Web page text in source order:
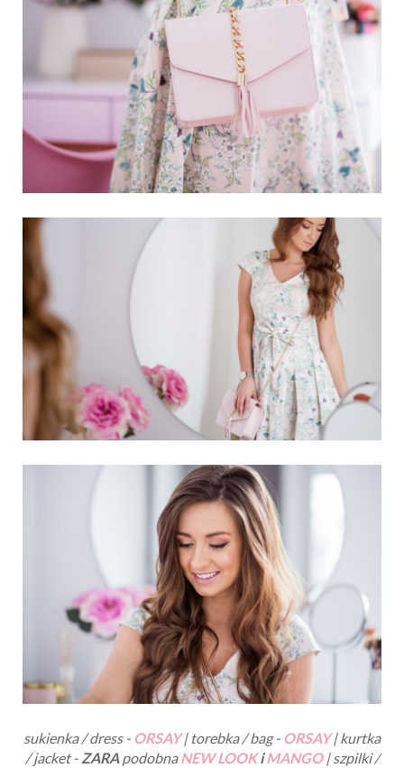
sukienka / dress - ORSAY| torebka / bag - ORSAY| kurtka
/ jacket - ZARApodobnaNEW LOOKiMANGO| szpilki /